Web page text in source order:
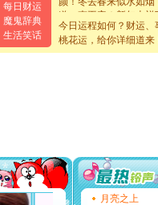
每日财运
魔鬼辞典
生活笑话
道一声平安！新年吉祥
[春节]传说薰衣草有四
片叶子是希望，第三片
送你一棵薰衣草，愿你
如意,快乐,鲜花,一切美
[元旦]看到你我会触电
断电。爱你是我职业
你是我专业！水晶之
今日运程如何？财运、
桃花运，给你详细道来
月亮之上